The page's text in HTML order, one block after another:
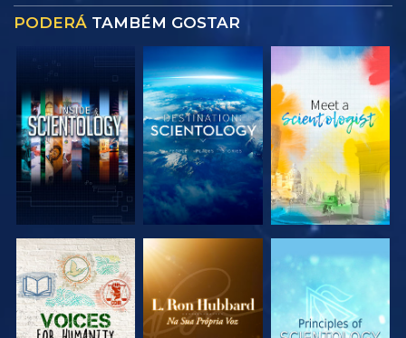
PODERÁ TAMBÉM GOSTAR
EXPLORAR A
SÉRIE
EXPLORAR A
SÉRIE
EXPLORAR A
SÉRIE